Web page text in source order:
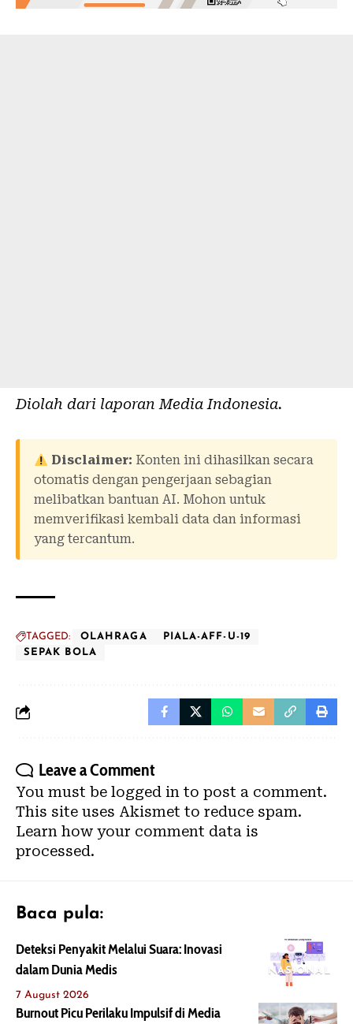
Diolah dari laporan Media Indonesia.
Disclaimer: Konten ini dihasilkan secara
otomatis dengan pengerjaan sebagian
melibatkan bantuan AI. Mohon untuk
memverifikasi kembali data dan informasi
yang tercantum.
TAGGED: OLAHRAGA
PIALA-AFF-U-19
SEPAK BOLA
Leave a Comment
You must be logged in to post a comment.
This site uses Akismet to reduce spam.
Learn how your comment data is
processed.
Baca pula:
NASIONAL
Deteksi Penyakit Melalui Suara: Inovasi
dalam Dunia Medis
7 August 2026
Burnout Picu Perilaku Impulsif di Media